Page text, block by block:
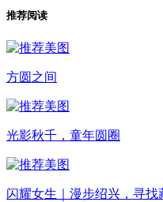
推荐阅读
方圆之间
光影秋千，童年圆圈
闪耀女生｜漫步绍兴，寻找